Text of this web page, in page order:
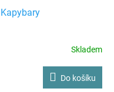
Skladem
Do košíku